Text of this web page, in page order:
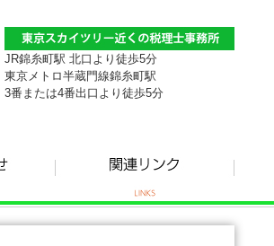
JR錦糸町駅 北口より徒歩5分
東京メトロ半蔵門線錦糸町駅
3番または4番出口より徒歩5分